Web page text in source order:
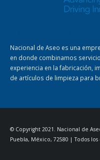
Nacional de Aseo es una
en donde combinamos
experiencia en la fabricación,
de artículos de limpieza para
© Copyright 2021. Nacional de
Puebla, México, 72580 | Todos